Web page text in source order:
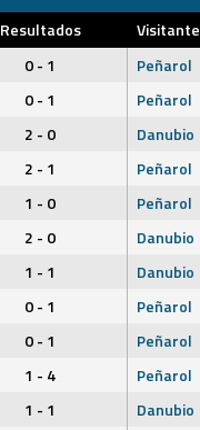
Resultados Visitante
0 - 1 Peñarol
0 - 1 Peñarol
2 - 0 Danubio
2 - 1 Peñarol
1 - 0 Peñarol
2 - 0 Danubio
1 - 1 Danubio
0 - 1 Peñarol
0 - 1 Peñarol
1 - 4 Peñarol
1 - 1 Danubio